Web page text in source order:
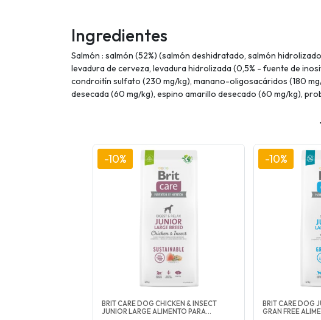
Ingredientes
Salmón : salmón (52%) (salmón deshidratado, salmón
levadura de cerveza, levadura hidrolizada (0,5% - fuente de
condroitín sulfato (230 mg/kg), manano-oligosacáridos (180
desecada (60 mg/kg), espino amarillo desecado (60 mg/kg),
-10%
BRIT CARE DOG CHICKEN & INSECT
JUNIOR LARGE ALIMENTO PARA...
-10%
BRIT CARE DOG
GRAN FREE